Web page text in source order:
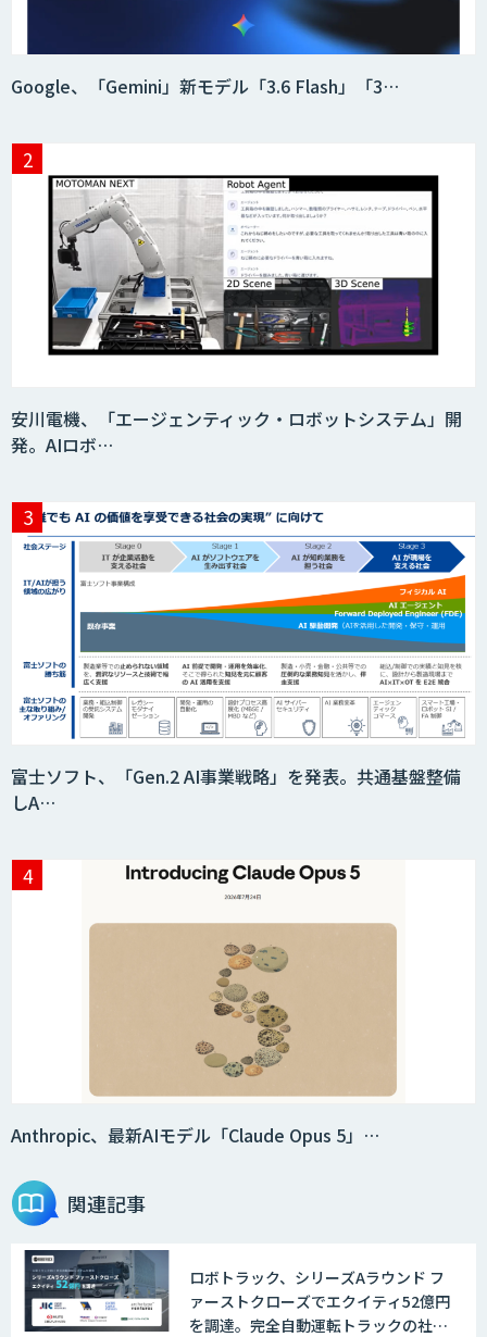
Google、「Gemini」新モデル「3.6 Flash」「3…
安川電機、「エージェンティック・ロボットシステム」開
発。AIロボ…
富士ソフト、「Gen.2 AI事業戦略」を発表。共通基盤整備
しA…
Anthropic、最新AIモデル「Claude Opus 5」…
関連記事
ロボトラック、シリーズAラウンド フ
ァーストクローズでエクイティ52億円
を調達。完全自動運転トラックの社会